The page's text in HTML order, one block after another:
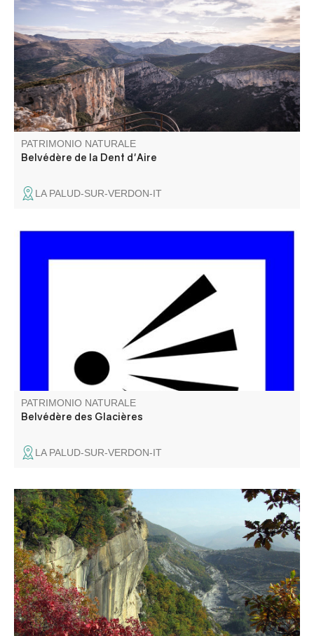
belvédères... Il a été rénové en 2018 dans le cadre de
l’Opération Grand Site des Gorges du Verdon.
PATRIMONIO NATURALE
Belvédère de la Dent d'Aire
LA PALUD-SUR-VERDON-IT
Le belvédère des Glacières s’appelle ainsi car il y avait
des trous dans lesquelles la glace naturelle était
conservée pour l’usage domestique (avant l’arrivée de
PATRIMONIO NATURALE
Belvédère des Glacières
LA PALUD-SUR-VERDON-IT
Le site des grès d'Annot est un monde étonnant où se
mêlent blocs de grès cyclopéens, légendes ancestrales et
histoire plurimillénaire. Dominant le village, une superficie
de 150 ha est désormais classée Espace Naturel
Sensible.